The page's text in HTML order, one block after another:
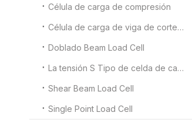
Célula de carga de compresión
Célula de carga de viga de corte de doble extremo
Doblado Beam Load Cell
La tensión S Tipo de celda de carga
Shear Beam Load Cell
Single Point Load Cell